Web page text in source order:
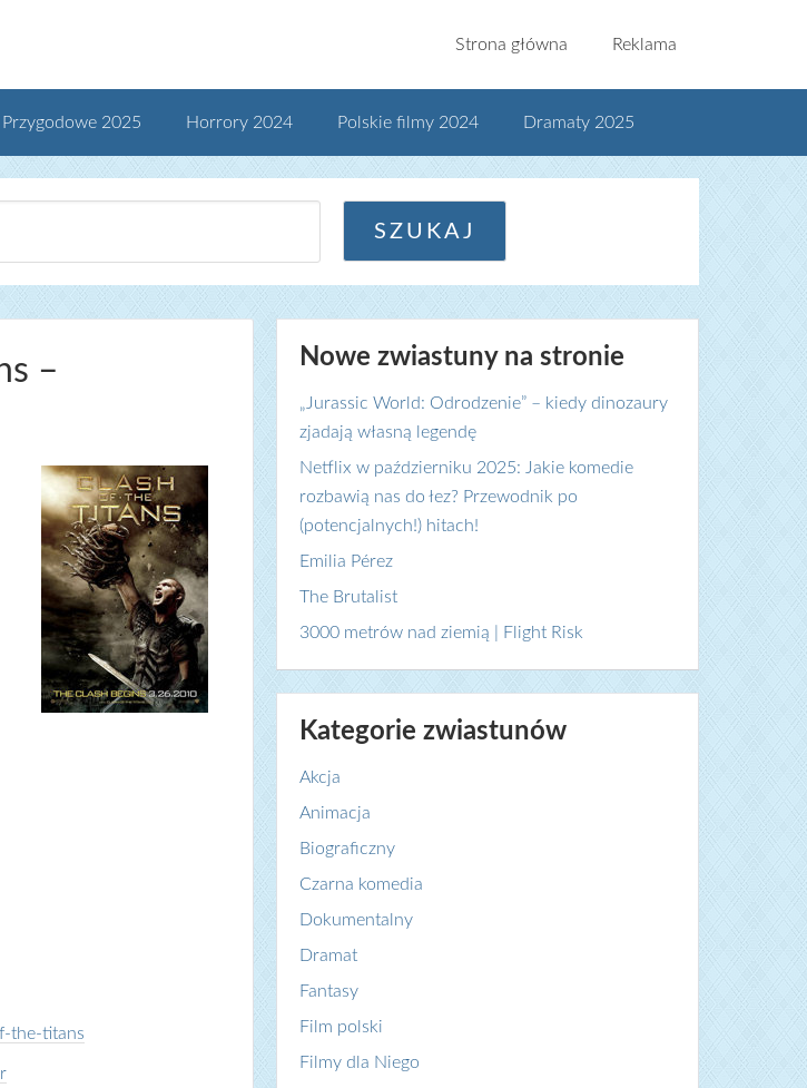
Strona główna Reklama
Przygodowe 2025 Horrory 2024 Polskie filmy 2024 Dramaty 2025
–
the-titans
Nowe zwiastuny na stronie
„Jurassic World: Odrodzenie” – kiedy dinozaury
zjadają własną legendę
Netflix w październiku 2025: Jakie komedie
rozbawią nas do łez? Przewodnik po
(potencjalnych!) hitach!
Emilia Pérez
The Brutalist
3000 metrów nad ziemią | Flight Risk
Kategorie zwiastunów
Akcja
Animacja
Biograficzny
Czarna komedia
Dokumentalny
Dramat
Fantasy
Film polski
Filmy dla Niego